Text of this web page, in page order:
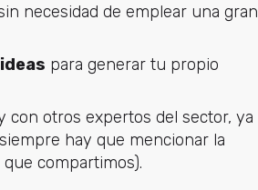
necesidad de emplear una gran
para generar tu propio
con otros expertos del sector, ya
hay que mencionar la
compartimos).